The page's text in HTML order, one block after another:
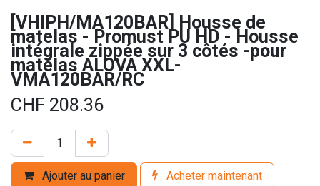
[VHIPH/MA120BAR] Housse de
matelas - Promust PU HD - Housse
intégrale zippée sur 3 côtés -pour
matelas ALOVA XXL-
VMA120BAR/RC
CHF 208.36
Ajouter au panier Acheter maintenant